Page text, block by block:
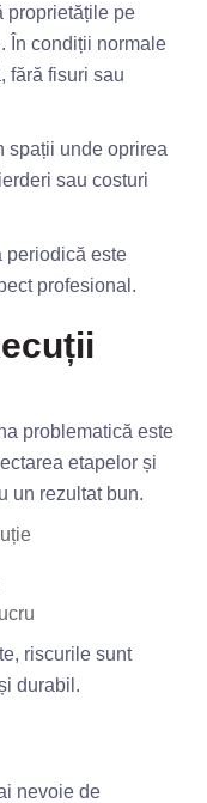
proprietățile pe
În condiții normale
fără fisuri sau
spații unde oprirea
sau costuri
periodică este
profesional.
problematică este
etapelor și
un rezultat bun.
riscurile sunt
durabil.
nevoie de